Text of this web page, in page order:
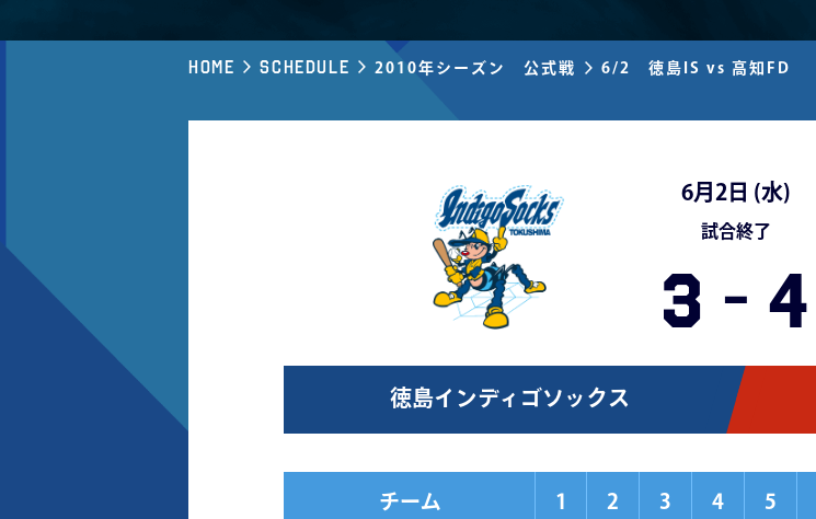
Home Schedule 2010年シーズン 公式戦 6/2 徳島IS vs 高知FD
6月2日 (水)
試合終了
3 - 4
徳島インディゴソックス
チーム 1 2 3 4 5